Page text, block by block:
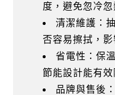
度，避免忽冷忽
清潔維護：
否容易擦拭，影
省電性：保
節能設計能有效
品牌與售後